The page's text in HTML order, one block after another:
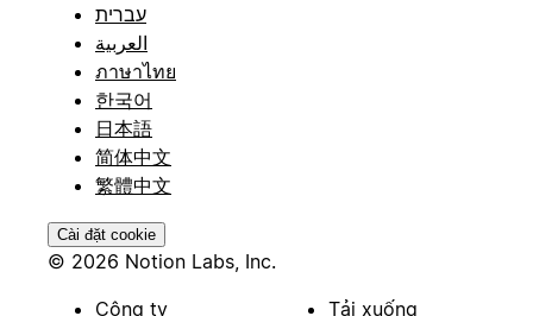
עברית
العربية
ภาษาไทย
한국어
日本語
简体中文
繁體中文
Cài đặt cookie
© 2026 Notion Labs, Inc.
Công ty
Tải xuống